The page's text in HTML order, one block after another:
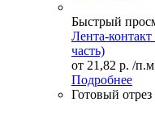
Быстрый
Лента-
часть)
от 21,82 р. /п.м
Подробнее
Готовый отрез